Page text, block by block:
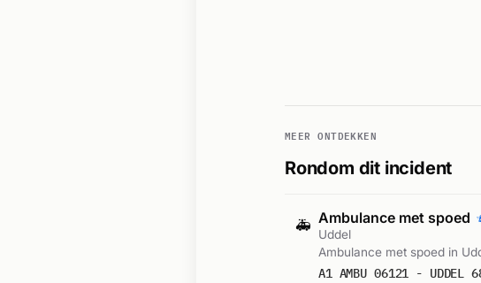
MEER ONTDEKKEN
Rondom dit incident
🚑 Ambulance met spoed
Uddel
Ambulance met spoed in
A1 AMBU 06121 - UDDEL